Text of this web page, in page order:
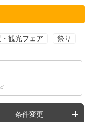
観光フェア 祭り
条件変更